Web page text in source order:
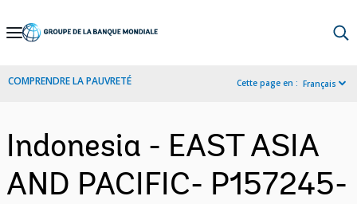
Skip
Navigation
COMPRENDRE LA PAUVRETÉ Cette page en : Français
Indonesia - EAST ASIA
AND PACIFIC- P157245-